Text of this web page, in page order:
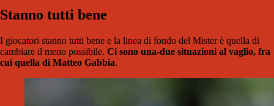
Stanno tutti bene
I giocatori stanno tutti bene e la linea di fondo del Mister è quella di
cambiare il meno possibile. Ci sono una-due situazioni al vaglio, fra
cui quella di Matteo Gabbia.